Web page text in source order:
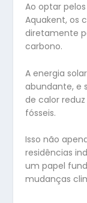
Ao optar
Aquakent, os
diretamente
carbono.
A energia
abundante, e
de calor
fósseis.
Isso não
residências
um papel
mudanças